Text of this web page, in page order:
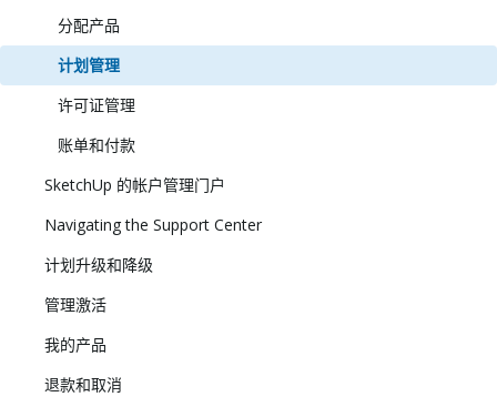
分配产品
计划管理
许可证管理
账单和付款
SketchUp 的帐户管理门户
Navigating the Support Center
计划升级和降级
管理激活
我的产品
退款和取消